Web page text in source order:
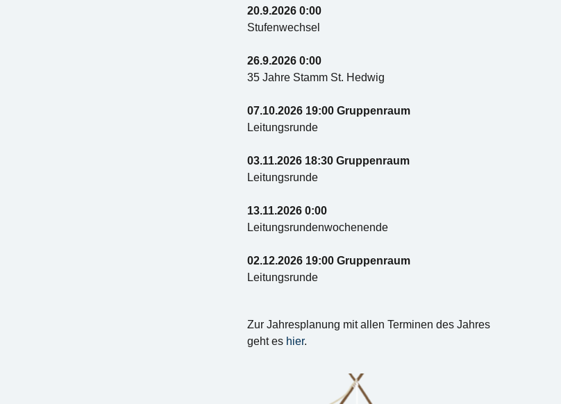
20.9.2026 0:00
Stufenwechsel
26.9.2026 0:00
35 Jahre Stamm St. Hedwig
07.10.2026 19:00 Gruppenraum
Leitungsrunde
03.11.2026 18:30 Gruppenraum
Leitungsrunde
13.11.2026 0:00
Leitungsrundenwochenende
02.12.2026 19:00 Gruppenraum
Leitungsrunde
Zur Jahresplanung mit allen Terminen des Jahres
geht es hier.